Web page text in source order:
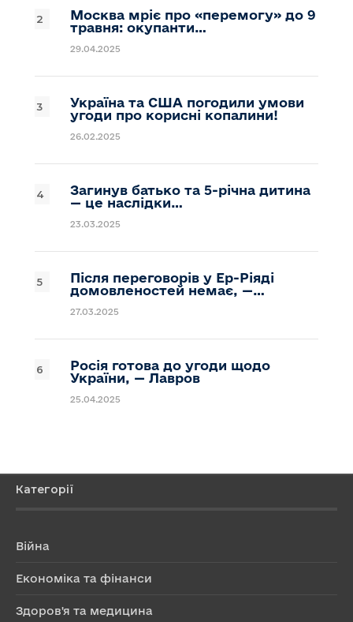
Москва мріє про «перемогу» до 9
травня: окупанти…
29.04.2025
Україна та США погодили умови
угоди про корисні копалини!
26.02.2025
Загинув батько та 5-річна дитина
— це наслідки…
23.03.2025
Після переговорів у Ер-Ріяді
домовленостей немає, —…
27.03.2025
Росія готова до угоди щодо
України, — Лавров
25.04.2025
Категорії
Війна
Економіка та фінанси
Здоров'я та медицина